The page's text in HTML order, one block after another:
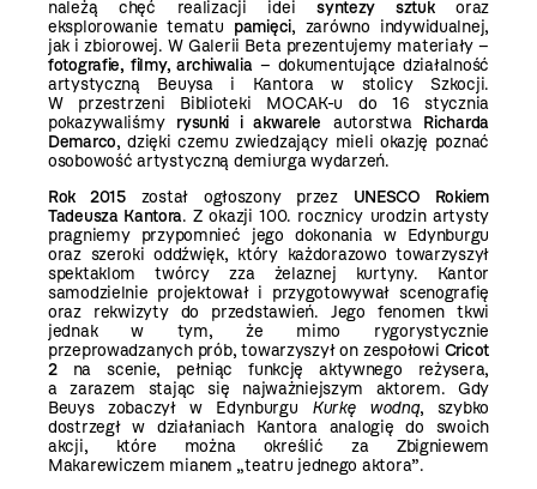
należą chęć realizacji ideisyntezy sztukoraz
eksplorowanie tematu pamięci, zarówno indywidualnej,
jak i zbiorowej. W Galerii Beta prezentujemy materiały –
fotografie, filmy, archiwalia– dokumentujące działalność
artystyczną Beuysa i Kantora w stolicy Szkocji.
W przestrzeni Biblioteki MOCAK-u do 16 stycznia
pokazywaliśmy rysunki i akwarele autorstwa Richarda
Demarco, dzięki czemu zwiedzający mieli okazję poznać
osobowość artystyczną demiurga wydarzeń.
Rok 2015został ogłoszony przez UNESCO Rokiem
Tadeusza Kantora. Z okazji 100. rocznicy urodzin artysty
pragniemy przypomnieć jego dokonania w Edynburgu
oraz szeroki oddźwięk, który każdorazowo towarzyszył
spektaklom twórcy zza żelaznej kurtyny. Kantor
samodzielnie projektował i przygotowywał scenografię
oraz rekwizyty do przedstawień. Jego fenomen tkwi
jednak w tym, że mimo rygorystycznie
przeprowadzanych prób, towarzyszył on zespołowi Cricot
2na scenie, pełniąc funkcję aktywnego reżysera,
a zarazem stając się najważniejszym aktorem. Gdy
Beuys zobaczył w Edynburgu Kurkę wodną, szybko
dostrzegł w działaniach Kantora analogię do swoich
akcji, które można określić za Zbigniewem
Makarewiczem mianem „teatru jednego aktora”.